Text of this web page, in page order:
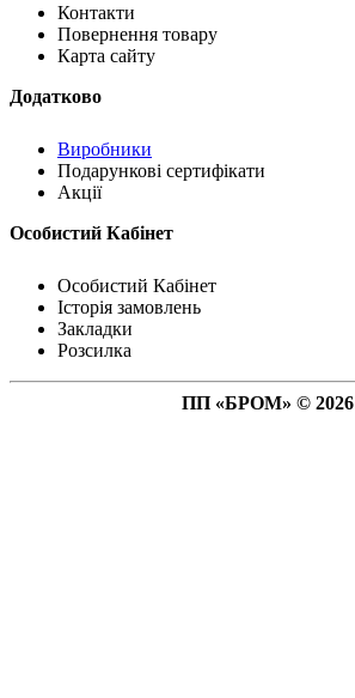
Контакти
Повернення товару
Карта сайту
Додатково
Виробники
Подарункові сертифікати
Акції
Особистий Кабінет
Особистий Кабінет
Історія замовлень
Закладки
Розсилка
ПП «БРОМ» © 2026